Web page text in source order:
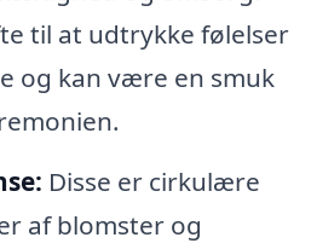
til at udtrykke følelser
og kan være en smuk
Disse er cirkulære
af blomster og